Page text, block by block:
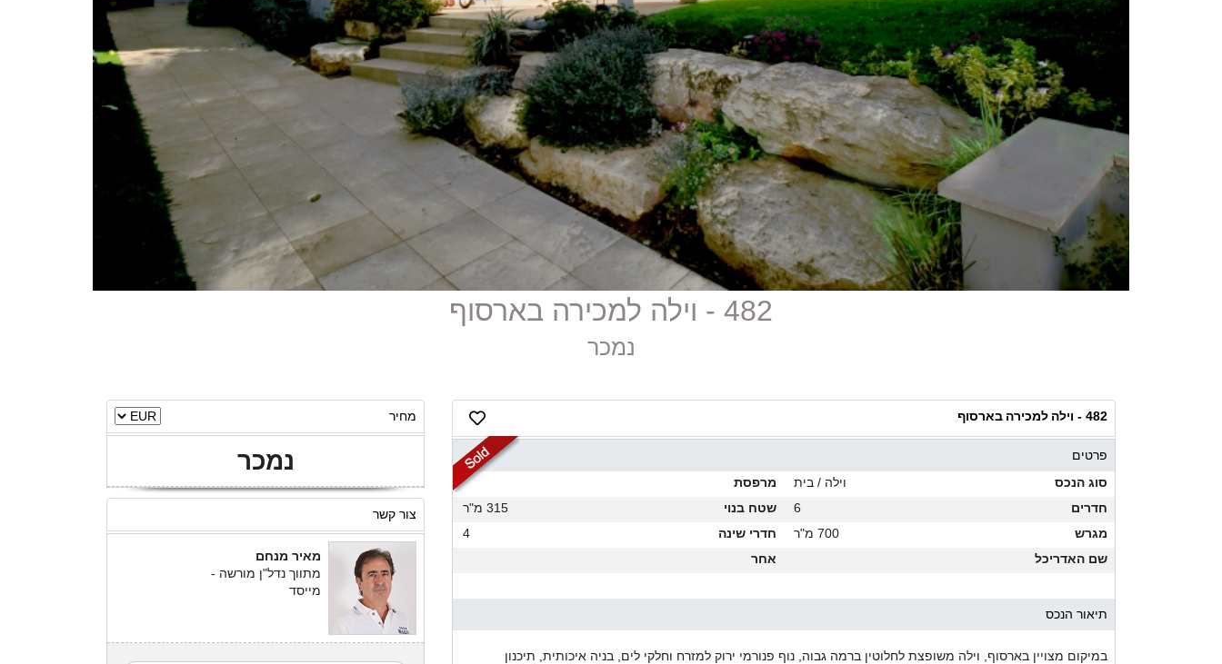
482 - וילה למכירה בארסוף
נמכר
482 - וילה למכירה בארסוף
פרטים
סוג הנכס
וילה / בית
מרפסת
חדרים
6 שטח בנוי
315 מ"ר
מגרש
700 מ"ר חדרי שינה
4
שם האדריכל
אחר
תיאור הנכס
במיקום מצויין בארסוף, וילה משופצת לחלוטין ברמה גבוה, נוף פנורמי ירוק למזרח וחלקי לים, בניה איכותית, תיכנון
מחיר
נמכר
צור קשר
מאיר מנחם
מתווך נדל"ן מורשה -
מייסד